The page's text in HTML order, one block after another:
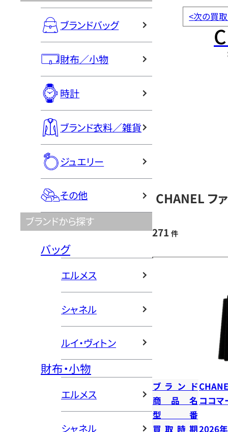
ブランドバッグ
財布／小物
時計
ブランド衣料／雑貨
ジュエリー
その他
ブランドから探す
バッグ
エルメス
シャネル
ルイ・ヴィトン
財布・小物
エルメス
シャネル
<次の買
CHANEL フ
271 件
ブランド
商品名 ココマ
型番
買取時期2026